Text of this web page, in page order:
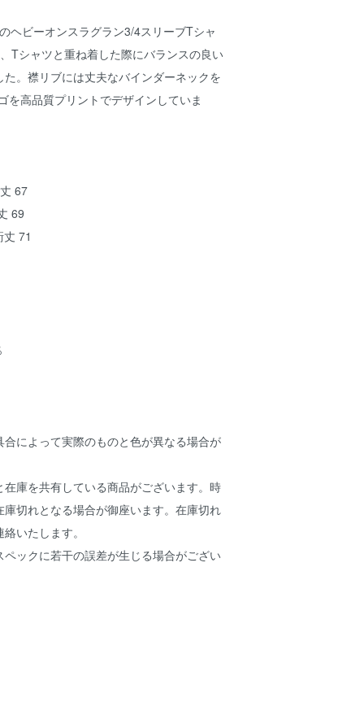
ヘビーオンスラグラン3/4スリーブTシャ
Tシャツと重ね着した際にバランスの良い
。襟リブには丈夫なバインダーネックを
を高品質プリントでデザインしていま
67
69
71
合によって実際のものと色が異なる場合が
在庫を共有している商品がございます。時
庫切れとなる場合が御座います。在庫切れ
いたします。
ペックに若干の誤差が生じる場合がござい